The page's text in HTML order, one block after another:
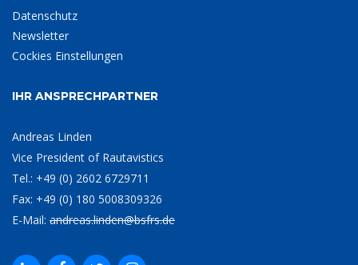
Datenschutz
Newsletter
Cockies Einstellungen
IHR ANSPRECHPARTNER
Andreas Linden
Vice President of Rautavistics
Tel.: +49 (0) 2602 6729711
Fax: +49 (0) 180 5008309326
E-Mail: andreas.linden@bsfrs.de